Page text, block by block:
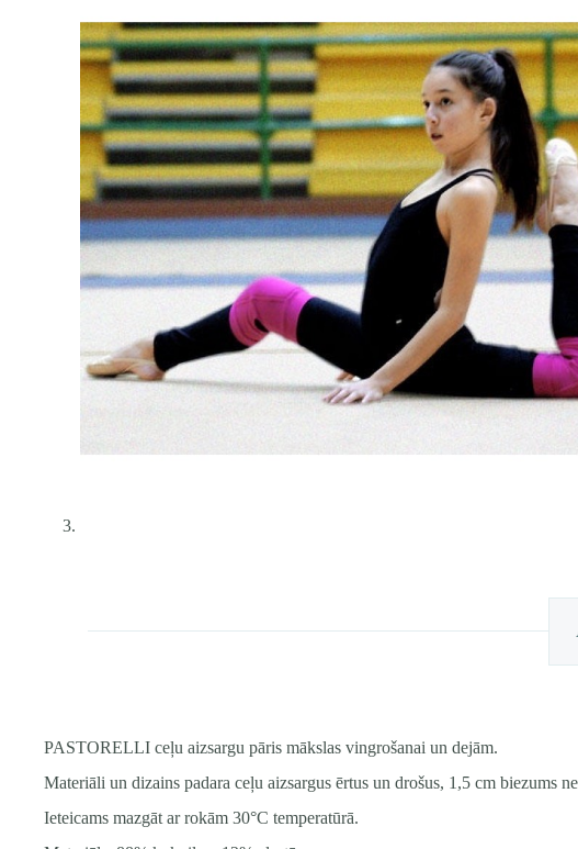
PASTORELLI ceļu aizsargu pāris mākslas vingrošanai un dejām.
Materiāli un dizains padara ceļu aizsargus ērtus un drošus, 1,5 cm biezums
Ieteicams mazgāt ar rokām 30°C temperatūrā.